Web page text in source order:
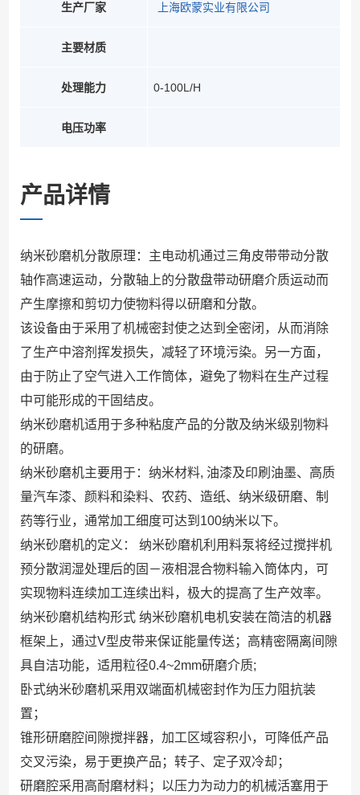
生产厂家
主要材质
处理能力
电压功率
上海欧蒙实业有限公司
0-100L/H
产品详情
纳米砂磨机分散原理：主电动机通过三角皮带带动分散
轴作高速运动，分散轴上的分散盘带动研磨介质运动而
产生摩擦和剪切力使物料得以研磨和分散。
该设备由于采用了机械密封使之达到全密闭，从而消除
了生产中溶剂挥发损失，减轻了环境污染。另一方面，
由于防止了空气进入工作筒体，避免了物料在生产过程
中可能形成的干固结皮。
纳米砂磨机适用于多种粘度产品的分散及纳米级别物料
的研磨。
纳米砂磨机主要用于：纳米材料, 油漆及印刷油墨、高质
量汽车漆、颜料和染料、农药、造纸、纳米级研磨、制
药等行业，通常加工细度可达到100纳米以下。
纳米砂磨机的定义： 纳米砂磨机利用料泵将经过搅拌机
预分散润湿处理后的固－液相混合物料输入筒体内，可
实现物料连续加工连续出料，极大的提高了生产效率。
纳米砂磨机结构形式 纳米砂磨机电机安装在简洁的机器
框架上，通过V型皮带来保证能量传送；高精密隔离间隙
具自洁功能，适用粒径0.4~2mm研磨介质;
卧式纳米砂磨机采用双端面机械密封作为压力阻抗装
置；
锥形研磨腔间隙搅拌器，加工区域容积小，可降低产品
交叉污染，易于更换产品；转子、定子双冷却；
研磨腔采用高耐磨材料；以压力为动力的机械活塞用于